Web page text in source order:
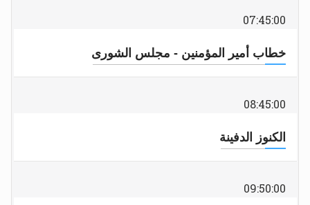
07:45:00
خطاب أمير المؤمنين - مجلس الشورى
08:45:00
الكنوز الدفينة
09:50:00